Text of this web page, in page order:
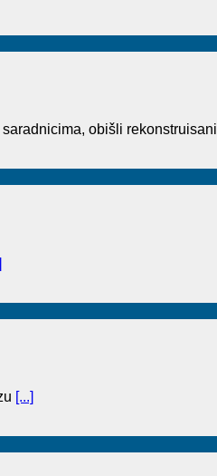
obišli rekonstruisani
[...]